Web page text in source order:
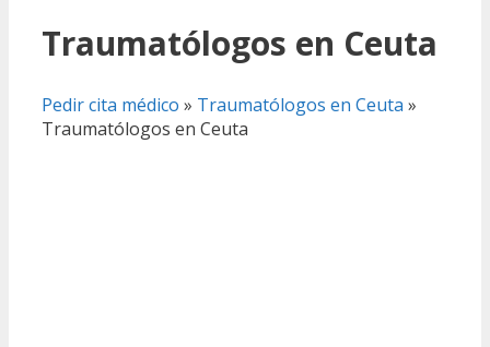
Traumatólogos en Ceuta
Pedir cita médico » Traumatólogos en Ceuta »
Traumatólogos en Ceuta